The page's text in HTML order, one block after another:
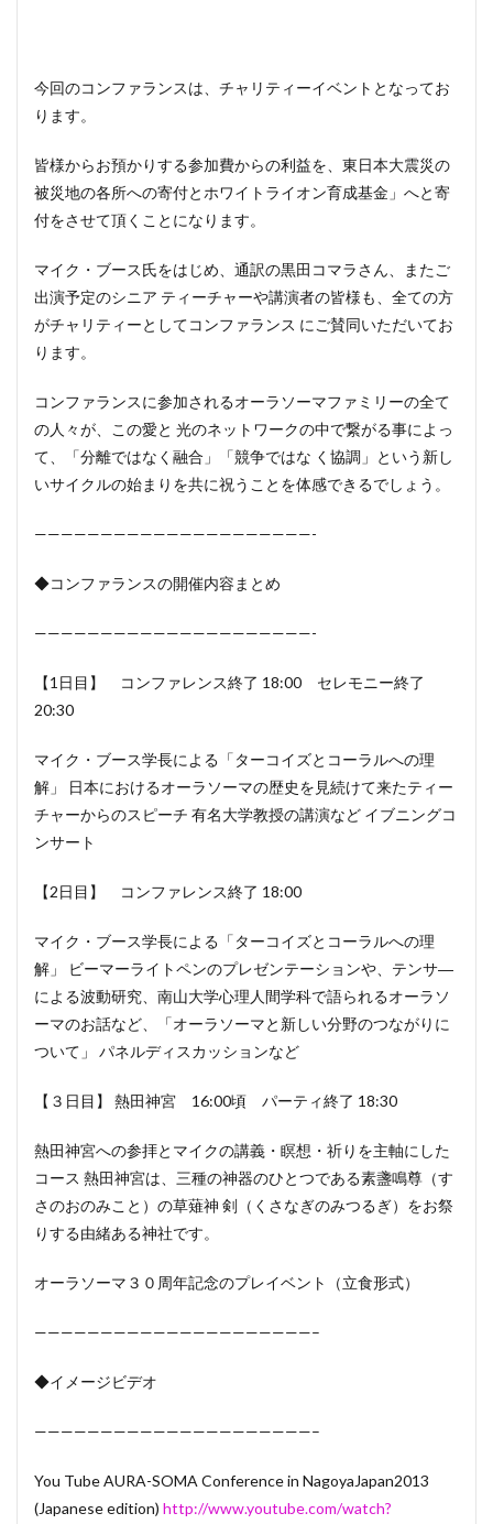
今回のコンファランスは、チャリティーイベントとなってお
ります。
皆様からお預かりする参加費からの利益を、東日本大震災の
被災地の各所への寄付とホワイトライオン育成基金」へと寄
付をさせて頂くことになります。
マイク・ブース氏をはじめ、通訳の黒田コマラさん、またご
出演予定のシニア ティーチャーや講演者の皆様も、全ての方
がチャリティーとしてコンファランス にご賛同いただいてお
ります。
コンファランスに参加されるオーラソーマファミリーの全て
の人々が、この愛と 光のネットワークの中で繋がる事によっ
て、「分離ではなく融合」「競争ではな く協調」という新し
いサイクルの始まりを共に祝うことを体感できるでしょう。
—————————————————————-
◆コンファランスの開催内容まとめ
—————————————————————-
【1日目】 コンファレンス終了 18:00 セレモニー終了
20:30
マイク・ブース学長による「ターコイズとコーラルへの理
解」 日本におけるオーラソーマの歴史を見続けて来たティー
チャーからのスピーチ 有名大学教授の講演など イブニングコ
ンサート
【2日目】 コンファレンス終了 18:00
マイク・ブース学長による「ターコイズとコーラルへの理
解」 ビーマーライトペンのプレゼンテーションや、テンサ―
による波動研究、南山大学心理人間学科で語られるオーラソ
ーマのお話など、「オーラソーマと新しい分野のつながりに
ついて」 パネルディスカッションなど
【３日目】 熱田神宮 16:00頃 パーティ終了 18:30
熱田神宮への参拝とマイクの講義・瞑想・祈りを主軸にした
コース 熱田神宮は、三種の神器のひとつである素盞鳴尊（す
さのおのみこと）の草薙神 剣（くさなぎのみつるぎ）をお祭
りする由緒ある神社です。
オーラソーマ３０周年記念のプレイベント（立食形式）
—————————————————————–
◆イメージビデオ
—————————————————————–
You Tube AURA-SOMA Conference in NagoyaJapan2013
(Japanese edition) http://www.youtube.com/watch?